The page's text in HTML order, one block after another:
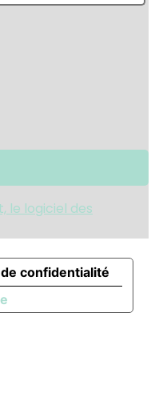
le logiciel des
confidentialité